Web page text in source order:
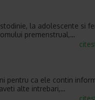
la adolescente si
premenstrual,…
pentru ca ele contin
alte intrebari,…